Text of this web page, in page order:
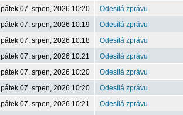
pátek 07. srpen, 2026 10:20
Odesílá zprávu
pátek 07. srpen, 2026 10:19
Odesílá zprávu
pátek 07. srpen, 2026 10:18
Odesílá zprávu
pátek 07. srpen, 2026 10:21
Odesílá zprávu
pátek 07. srpen, 2026 10:20
Odesílá zprávu
pátek 07. srpen, 2026 10:20
Odesílá zprávu
pátek 07. srpen, 2026 10:21
Odesílá zprávu